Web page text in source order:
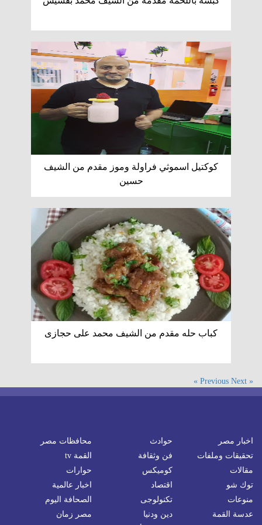
كوكتيل اسموثي فراولة وموز مقدم من الشيف
حسين
كباب حله مقدم من الشيف محمد على حجازى
« Previous
Next »
اخبار مصر حوادث
محافظات مصر
تحقيقات وملفات
فن وثقافة
القمة tv
مقالات
كوميكس
حوارات
توك شو
اقتصاد
اخبار عالمية
منوعات
تكنولوجى
الصحافة اليوم
عدسة القمة
دين ودنيا
مصر زمان